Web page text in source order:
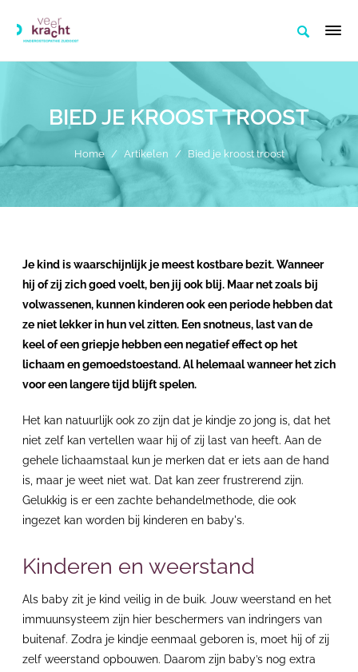
BIED JE KROOST TROOST
Home / Artikelen / Bied je kroost troost
Je kind is waarschijnlijk je meest kostbare bezit. Wanneer
hij of zij zich goed voelt, ben jij ook blij. Maar net zoals bij
volwassenen, kunnen kinderen ook een periode hebben dat
ze niet lekker in hun vel zitten. Een snotneus, last van de
keel of een griepje hebben een negatief effect op het
lichaam en gemoedstoestand. Al helemaal wanneer het zich
voor een langere tijd blijft spelen.
Het kan natuurlijk ook zo zijn dat je kindje zo jong is, dat het
niet zelf kan vertellen waar hij of zij last van heeft. Aan de
gehele lichaamstaal kun je merken dat er iets aan de hand
is, maar je weet niet wat. Dat kan zeer frustrerend zijn.
Gelukkig is er een zachte behandelmethode, die ook
ingezet kan worden bij kinderen en baby's.
Kinderen en weerstand
Als baby zit je kind veilig in de buik. Jouw weerstand en het
immuunsysteem zijn hier beschermers van indringers van
buitenaf. Zodra je kindje eenmaal geboren is, moet hij of zij
zelf weerstand opbouwen. Daarom zijn baby’s nog extra